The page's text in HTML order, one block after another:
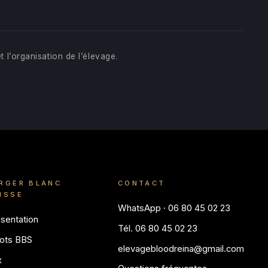
de l’élevage.
BLANC
BBS
CONTACT
WhatsApp · 06 80 45 02 23
Tél. 06 80 45 02 23
elevagebloodreina@gmail.com